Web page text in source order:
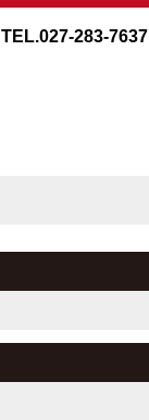
TEL.027-283-7637